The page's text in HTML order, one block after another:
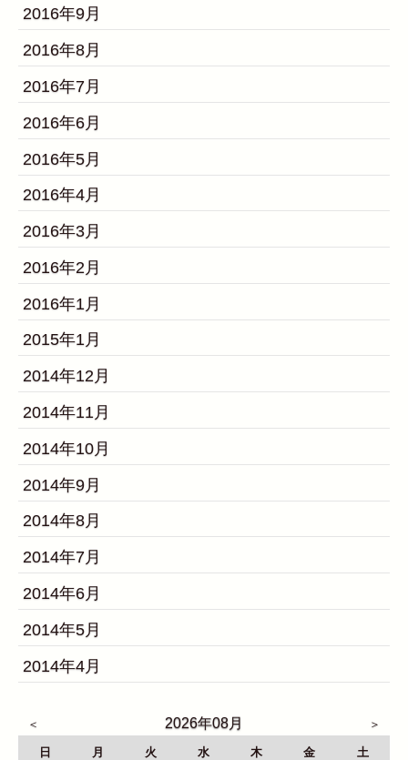
2016年9月
2016年8月
2016年7月
2016年6月
2016年5月
2016年4月
2016年3月
2016年2月
2016年1月
2015年1月
2014年12月
2014年11月
2014年10月
2014年9月
2014年8月
2014年7月
2014年6月
2014年5月
2014年4月
2026年08月
日 月 火 水 木 金 土